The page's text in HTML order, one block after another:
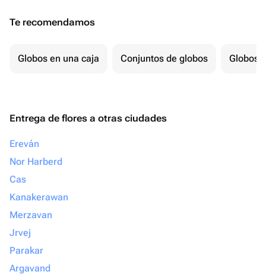
Te recomendamos
Globos en una caja Conjuntos de globos Globos
Entrega de flores a otras ciudades
Ereván
Nor Harberd
Cas
Kanakerawan
Merzavan
Jrvej
Parakar
Argavand